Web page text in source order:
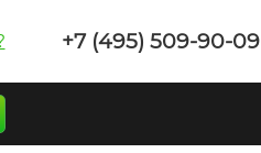
+7 (495) 509-90-09